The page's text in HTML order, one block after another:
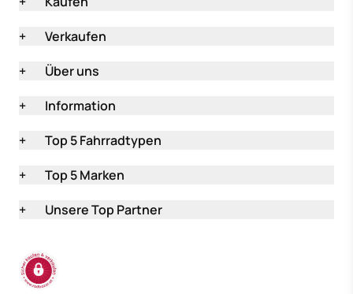
+
Verkaufen
+
Über uns
+
Information
+
Top 5 Fahrradtypen
+
Top 5 Marken
+
Unsere Top Partner